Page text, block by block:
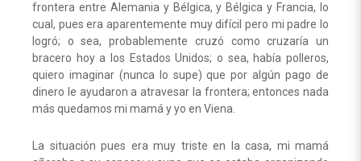
frontera entre Alemania y Bélgica, y Bélgica y Francia, lo
cual, pues era aparentemente muy difícil pero mi padre lo
logró; o sea, probablemente cruzó como cruzaría un
bracero hoy a los Estados Unidos; o sea, había polleros,
quiero imaginar (nunca lo supe) que por algún pago de
dinero le ayudaron a atravesar la frontera; entonces nada
más quedamos mi mamá y yo en Viena.
La situación pues era muy triste en la casa, mi mamá